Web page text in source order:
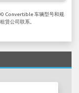
Convertible 车辆型号和规
赁公司联系。